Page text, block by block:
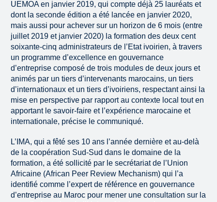
UEMOA en janvier 2019, qui compte déjà 25 lauréats et
dont la seconde édition a été lancée en janvier 2020,
mais aussi pour achever sur un horizon de 6 mois (entre
juillet 2019 et janvier 2020) la formation des deux cent
soixante-cinq administrateurs de l’Etat ivoirien, à travers
un programme d’excellence en gouvernance
d’entreprise composé de trois modules de deux jours et
animés par un tiers d’intervenants marocains, un tiers
d’internationaux et un tiers d’ivoiriens, respectant ainsi la
mise en perspective par rapport au contexte local tout en
apportant le savoir-faire et l’expérience marocaine et
internationale, précise le communiqué.
L’IMA, qui a fêté ses 10 ans l’année dernière et au-delà
de la coopération Sud-Sud dans le domaine de la
formation, a été sollicité par le secrétariat de l’Union
Africaine (African Peer Review Mechanism) qui l’a
identifié comme l’expert de référence en gouvernance
d’entreprise au Maroc pour mener une consultation sur la